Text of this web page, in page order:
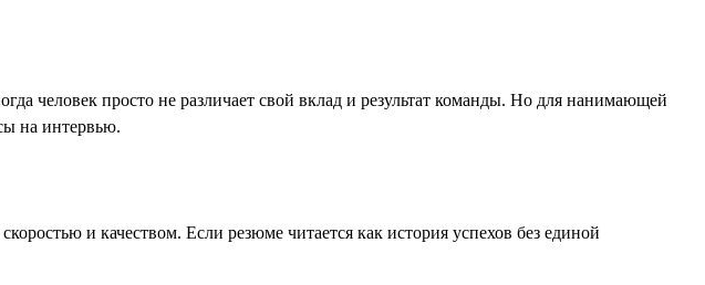
человек просто не различает свой вклад и результат команды. Но для нанимающей
на интервью.
и качеством. Если резюме читается как история успехов без единой